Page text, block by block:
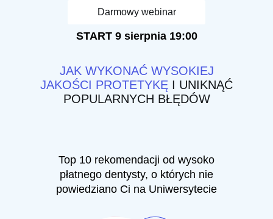
JAK WYKONAĆ WYSOKIEJ
JAKOŚCI PROTETYKĘ I UNIKNĄĆ
POPULARNYCH BŁĘDÓW
Top 10 rekomendacji od wysoko
płatnego dentysty, o których nie
powiedziano Ci na Uniwersytecie
Darmowy webinar
START 9 sierpnia 19:00